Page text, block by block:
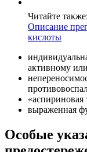
Читайте также:
Описание
кислоты
активному
«аспириновая
выраженная
Особые